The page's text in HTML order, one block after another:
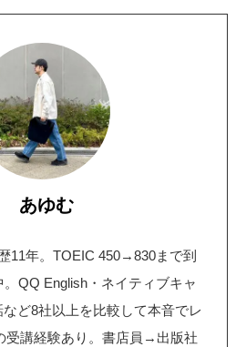
あゆむ
11年。TOEIC 450→830まで到
QQ English・ネイティブキャ
ど8社以上を比較して本音でレ
受講経験あり。書店員→出版社